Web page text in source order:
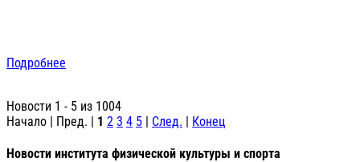
Подробнее
Новости 1 - 5 из 1004
Начало | Пред. | 1 2 3 4 5 | След. | Конец
Новости института физической культуры и спорта